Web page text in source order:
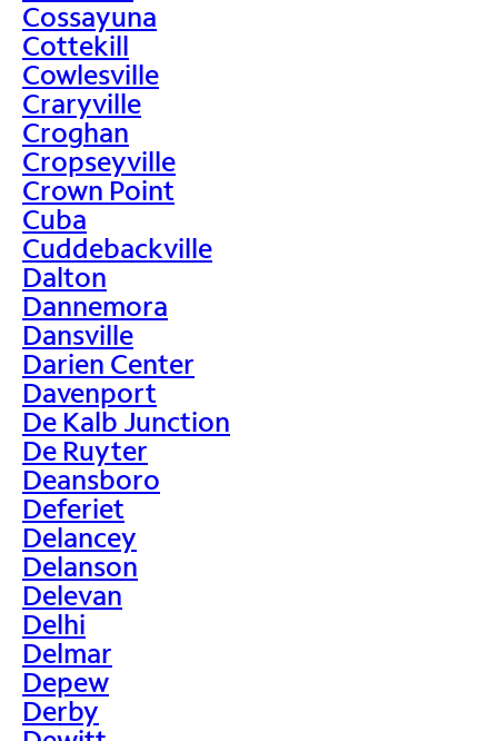
Cossayuna
Cottekill
Cowlesville
Craryville
Croghan
Cropseyville
Crown Point
Cuba
Cuddebackville
Dalton
Dannemora
Dansville
Darien Center
Davenport
De Kalb Junction
De Ruyter
Deansboro
Deferiet
Delancey
Delanson
Delevan
Delhi
Delmar
Depew
Derby